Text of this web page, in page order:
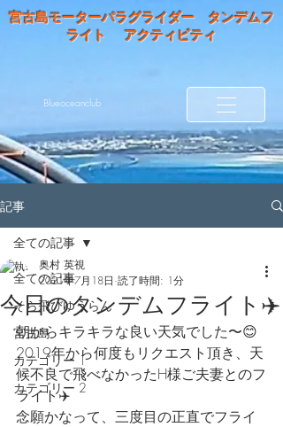
宮古島モーターパラグライダー タンデムフ
ライト アクティビティ
Blueoceanclub
記事
全ての記事
そら飛びゆうらん
宮古島
カテゴリー 1
カテゴリー 2
全ての記事
今日のタンデムフライト✈️
奥村 英視
2021年7月18日 読了時間: 1分
朝からキラキラな良い天気でした〜😊
2019年から何度もリクエスト頂き、天
候不良で飛べなかったH様ご夫妻とのフ
ライト✈️
念願かなって、三度目の正直でフライ